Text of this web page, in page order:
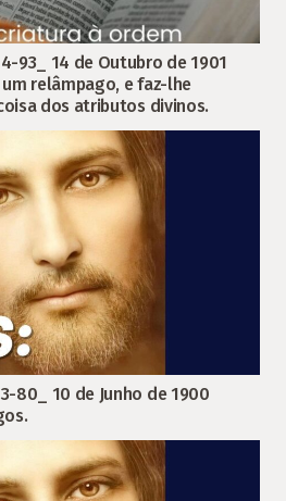
4-93_ 14 de Outubro de 1901
relâmpago, e faz-lhe
dos atributos divinos.
3-80_ 10 de Junho de 1900